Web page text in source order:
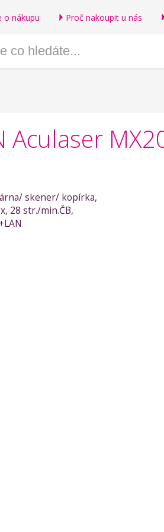
o nákupu Proč nakoupit u nás
Aculaser
skener/ kopírka,
28 str./min.ČB,